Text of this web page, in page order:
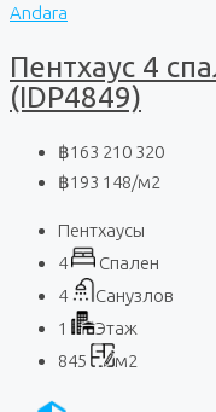
Andara
Пентхаус 4
(IDP4849)
฿163 210 320
฿193 148/м2
Пентхаусы
4
Спален
4
Санузлов
1
Этаж
845
м2